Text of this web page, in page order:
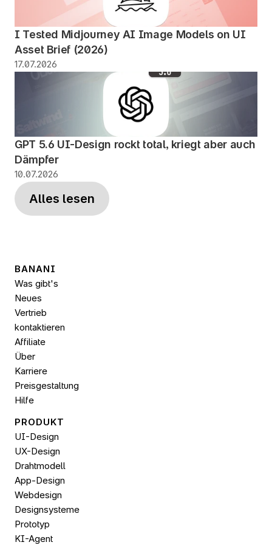
I Tested Midjourney AI Image Models on UI
Asset Brief (2026)
17.07.2026
GPT 5.6 UI-Design rockt total, kriegt aber auch
Dämpfer
10.07.2026
Alles lesen
BANANI
Was gibt's
Neues
Vertrieb
kontaktieren
Affiliate
Über
Karriere
Preisgestaltung
Hilfe
PRODUKT
UI-Design
UX-Design
Drahtmodell
App-Design
Webdesign
Designsysteme
Prototyp
KI-Agent